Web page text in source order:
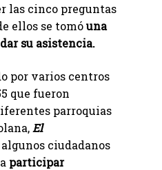
las cinco preguntas
ellos se tomóuna
su asistencia.
por varios centros
que fueron
parroquias
El
ciudadanos
participar